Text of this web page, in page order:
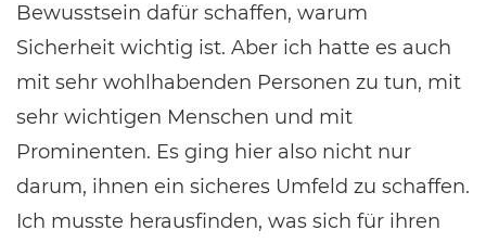
Bewusstsein dafür schaffen, warum
Sicherheit wichtig ist. Aber ich hatte es auch
mit sehr wohlhabenden Personen zu tun, mit
sehr wichtigen Menschen und mit
Prominenten. Es ging hier also nicht nur
darum, ihnen ein sicheres Umfeld zu schaffen.
Ich musste herausfinden, was sich für ihren